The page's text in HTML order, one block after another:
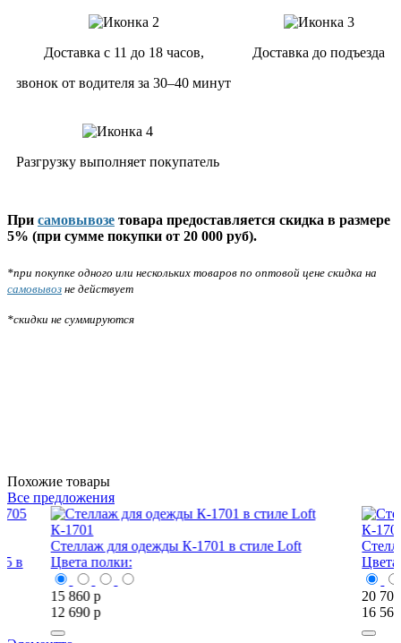
Доставка с 11 до 18 часов,
звонок от водителя за 30–40 минут
Доставка до подъезда
Разгрузку выполняет покупатель
При самовывозе товара предоставляется скидка в размере
5% (при сумме покупки от 20 000 руб).
*при покупке одного или нескольких товаров по оптовой цене скидка на
самовывоз не действует
*скидки не суммируются
Похожие товары
Все предложения
Стеллаж для одежды К-1701 в стиле Loft
Цвета полки:
р
р
Стеллаж
Цвета полки:
р
р